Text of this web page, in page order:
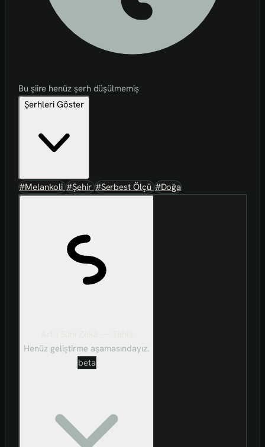
Bu şiire henüz şerh düşülmemiş
Şerhleri Göster
#Melankoli#Şehir#Serbest Ölçü#Doğa
Henüz geliştirme aşamasındayız.
beta